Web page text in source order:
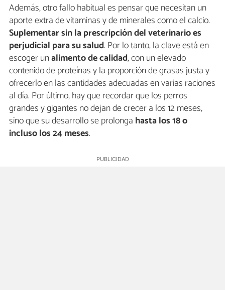
Además, otro fallo habitual es pensar que necesitan un
aporte extra de vitaminas y de minerales como el calcio.
Suplementar sin la prescripción del veterinario es
perjudicial para su salud. Por lo tanto, la clave está en
escoger unalimento de calidad, con un elevado
contenido de proteínas y la proporción de grasas justa y
ofrecerlo en las cantidades adecuadas en varias raciones
al día. Por último, hay que recordar que los perros
grandes y gigantes no dejan de crecer a los 12 meses,
sino que su desarrollo se prolonga hasta los 18 o
incluso los 24 meses.